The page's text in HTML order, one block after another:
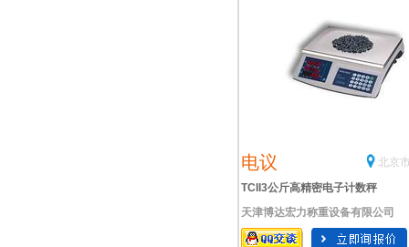
电议
北京
TCII3公斤高精密电子计数秤
天津博达宏力称重设备有限公司